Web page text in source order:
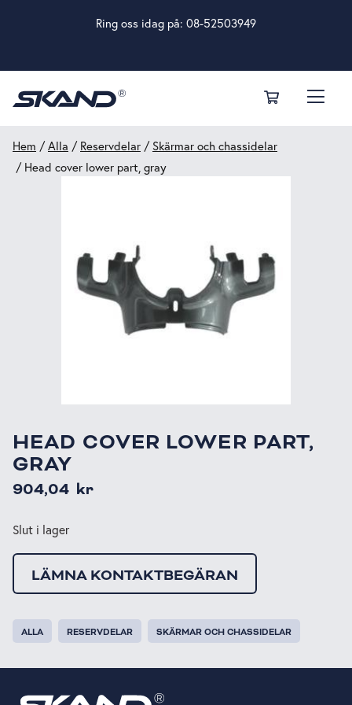
Ring oss idag på: 08-52503949
Hem /Alla / Reservdelar / Skärmar och chassidelar
/ Head cover lower part, gray
HEAD COVER LOWER PART,
GRAY
904,04 kr
Slut i lager
LÄMNA KONTAKTBEGÄRAN
ALLA RESERVDELAR SKÄRMAR OCH CHASSIDELAR